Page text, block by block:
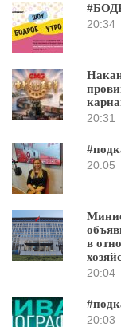
20:34
20:31
20:05
в
20:04
20:03